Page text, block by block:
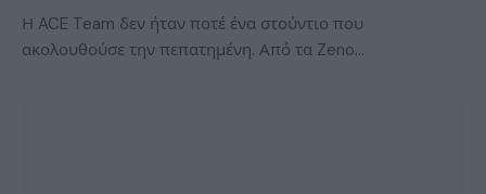
Η ACE Team δεν ήταν ποτέ ένα στούντιο που
ακολουθούσε την πεπατημένη. Από τα Zeno…